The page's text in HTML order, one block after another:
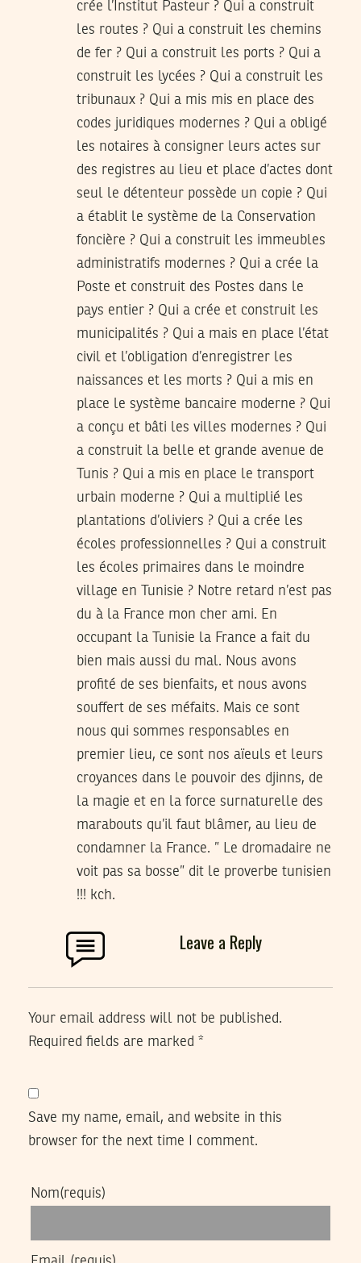
crée l’Institut Pasteur ? Qui a construit
les routes ? Qui a construit les chemins
de fer ? Qui a construit les ports ? Qui a
construit les lycées ? Qui a construit les
tribunaux ? Qui a mis mis en place des
codes juridiques modernes ? Qui a obligé
les notaires à consigner leurs actes sur
des registres au lieu et place d’actes dont
seul le détenteur possède un copie ? Qui
a établit le système de la Conservation
foncière ? Qui a construit les immeubles
administratifs modernes ? Qui a crée la
Poste et construit des Postes dans le
pays entier ? Qui a crée et construit les
municipalités ? Qui a mais en place l’état
civil et l’obligation d’enregistrer les
naissances et les morts ? Qui a mis en
place le système bancaire moderne ? Qui
a conçu et bâti les villes modernes ? Qui
a construit la belle et grande avenue de
Tunis ? Qui a mis en place le transport
urbain moderne ? Qui a multiplié les
plantations d’oliviers ? Qui a crée les
écoles professionnelles ? Qui a construit
les écoles primaires dans le moindre
village en Tunisie ? Notre retard n’est pas
du à la France mon cher ami. En
occupant la Tunisie la France a fait du
bien mais aussi du mal. Nous avons
profité de ses bienfaits, et nous avons
souffert de ses méfaits. Mais ce sont
nous qui sommes responsables en
premier lieu, ce sont nos aïeuls et leurs
croyances dans le pouvoir des djinns, de
la magie et en la force surnaturelle des
marabouts qu’il faut blâmer, au lieu de
condamner la France. ” Le dromadaire ne
voit pas sa bosse” dit le proverbe tunisien
!!! kch.
Leave a Reply
Your email address will not be published.
Required fields are marked *
Save my name, email, and website in this
browser for the next time I comment.
Nom(requis)